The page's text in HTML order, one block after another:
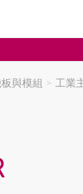
與模組 > 工業